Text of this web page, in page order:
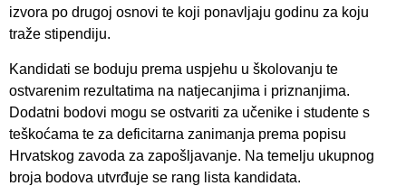
izvora po drugoj osnovi te koji ponavljaju godinu za koju
traže stipendiju.
Kandidati se boduju prema uspjehu u školovanju te
ostvarenim rezultatima na natjecanjima i priznanjima.
Dodatni bodovi mogu se ostvariti za učenike i studente s
teškoćama te za deficitarna zanimanja prema popisu
Hrvatskog zavoda za zapošljavanje. Na temelju ukupnog
broja bodova utvrđuje se rang lista kandidata.